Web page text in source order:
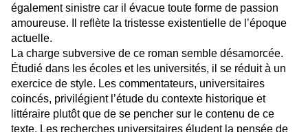
également sinistre car il évacue toute forme de passion
amoureuse. Il reflète la tristesse existentielle de l’époque
actuelle.
La charge subversive de ce roman semble désamorcée.
Étudié dans les écoles et les universités, il se réduit à un
exercice de style. Les commentateurs, universitaires
coincés, privilégient l’étude du contexte historique et
littéraire plutôt que de se pencher sur le contenu de ce
texte. Les recherches universitaires éludent la pensée de